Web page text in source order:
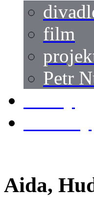
film
Petr
Aida,